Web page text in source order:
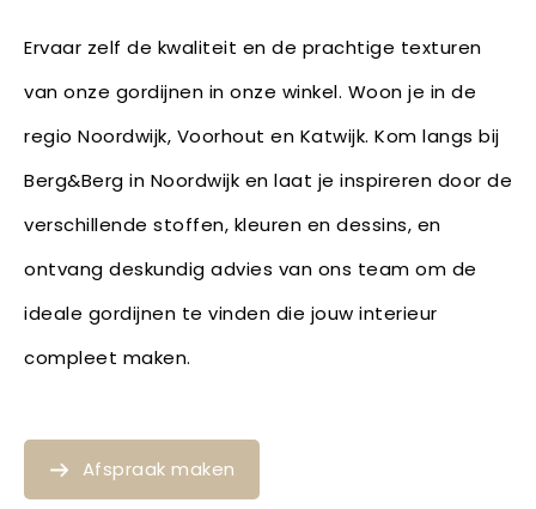
Ervaar zelf de kwaliteit en de prachtige texturen
van onze gordijnen in onze winkel. Woon je in de
regio Noordwijk, Voorhout en Katwijk. Kom langs bij
Berg&Berg in Noordwijk en laat je inspireren door de
verschillende stoffen, kleuren en dessins, en
ontvang deskundig advies van ons team om de
ideale gordijnen te vinden die jouw interieur
compleet maken.
Afspraak maken